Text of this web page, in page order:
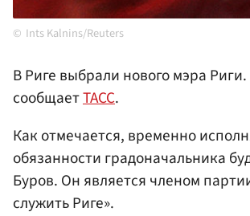
Ints Kalnins/Reuters
В Риге выбрали нового мэра
сообщаетТАСС.
Как отмечается, временно
обязанности градоначальника
Буров. Он является членом
служить Риге».